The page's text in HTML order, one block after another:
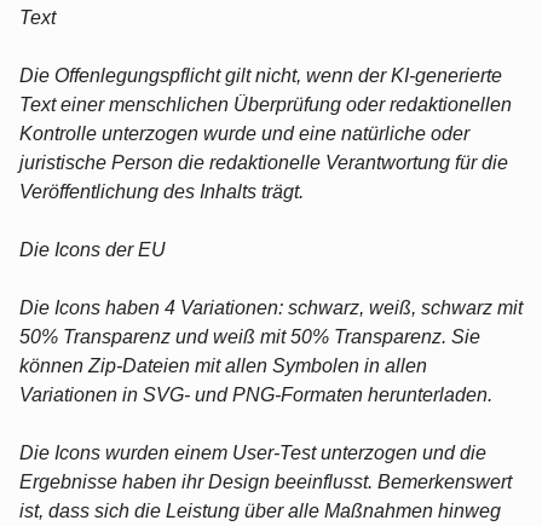
Text
Die Offenlegungspflicht gilt nicht, wenn der KI-generierte
Text einer menschlichen Überprüfung oder redaktionellen
Kontrolle unterzogen wurde und eine natürliche oder
juristische Person die redaktionelle Verantwortung für die
Veröffentlichung des Inhalts trägt.
Die Icons der EU
Die Icons haben 4 Variationen: schwarz, weiß, schwarz mit
50% Transparenz und weiß mit 50% Transparenz. Sie
können Zip-Dateien mit allen Symbolen in allen
Variationen in SVG- und PNG-Formaten herunterladen.
Die Icons wurden einem User-Test unterzogen und die
Ergebnisse haben ihr Design beeinflusst. Bemerkenswert
ist, dass sich die Leistung über alle Maßnahmen hinweg